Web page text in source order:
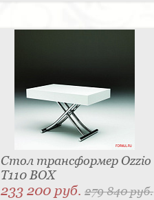
Стол трансформер Ozzio
T110 BOX
233 200 руб.279 840 руб.